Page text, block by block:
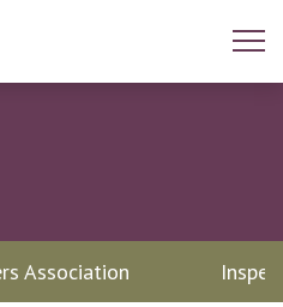
Association